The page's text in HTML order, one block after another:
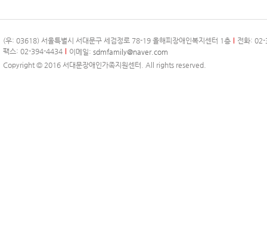
(우: 03618) 서울특별시 서대문구 세검정로 78-19 올해피장애인복지센터 1층
전화:
팩스: 02-394-4434
이메일: sdmfamily@naver.com
Copyright © 2016 서대문장애인가족지원센터. All rights reserved.